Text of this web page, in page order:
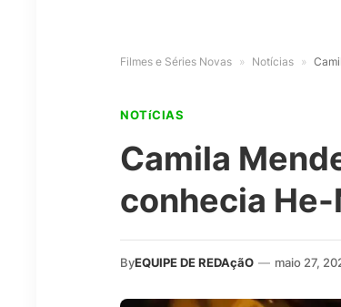
Filmes e Séries Novas » Notícias »
NOTíCIAS
Camila
conhecia
ByEQUIPE DE REDAçãO — maio 27,